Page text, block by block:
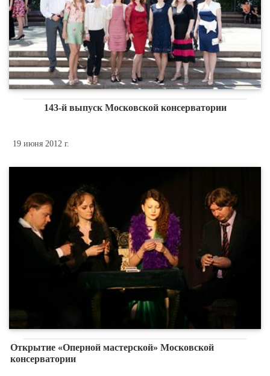
143-й выпуск Московской консерватории
19 июня 2012 г.
Открытие «Оперной мастерской» Московской
консерватории